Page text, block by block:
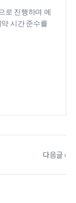
로 진행하며 예
시간 준수를
다음글 ›